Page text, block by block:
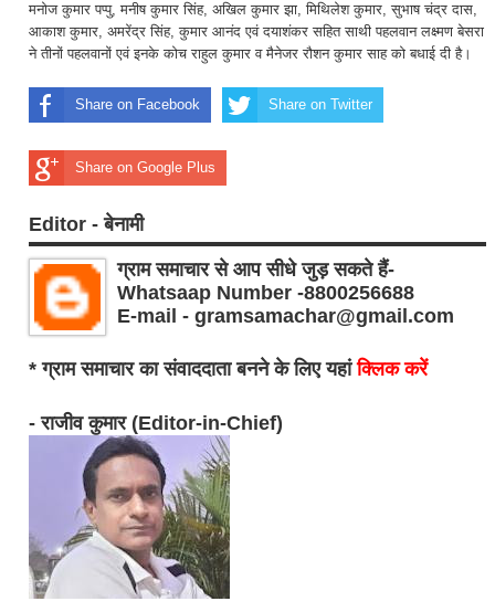
मनोज कुमार पप्पु, मनीष कुमार सिंह, अखिल कुमार झा, मिथिलेश कुमार, सुभाष चंद्र दास,
आकाश कुमार, अमरेंद्र सिंह, कुमार आनंद एवं दयाशंकर सहित साथी पहलवान लक्ष्मण बेसरा
ने तीनों पहलवानों एवं इनके कोच राहुल कुमार व मैनेजर रौशन कुमार साह को बधाई दी है।
Share on Facebook Share on Twitter
Share on Google Plus
Editor - बेनामी
ग्राम समाचार से आप सीधे जुड़ सकते हैं-
Whatsaap Number -8800256688
E-mail - gramsamachar@gmail.com
* ग्राम समाचार का संवाददाता बनने के लिए यहांक्लिक करें
- राजीव कुमार (Editor-in-Chief)